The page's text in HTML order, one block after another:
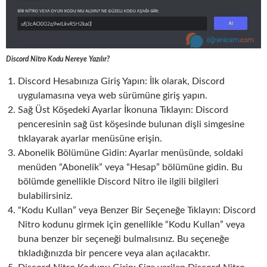
Discord Nitro Kodu Nereye Yazılır?
Discord Hesabınıza Giriş Yapın: İlk olarak, Discord
uygulamasına veya web sürümüne giriş yapın.
Sağ Üst Köşedeki Ayarlar İkonuna Tıklayın: Discord
penceresinin sağ üst köşesinde bulunan dişli simgesine
tıklayarak ayarlar menüsüne erişin.
Abonelik Bölümüne Gidin: Ayarlar menüsünde, soldaki
menüden “Abonelik” veya “Hesap” bölümüne gidin. Bu
bölümde genellikle Discord Nitro ile ilgili bilgileri
bulabilirsiniz.
“Kodu Kullan” veya Benzer Bir Seçeneğe Tıklayın: Discord
Nitro kodunu girmek için genellikle “Kodu Kullan” veya
buna benzer bir seçeneği bulmalısınız. Bu seçeneğe
tıkladığınızda bir pencere veya alan açılacaktır.